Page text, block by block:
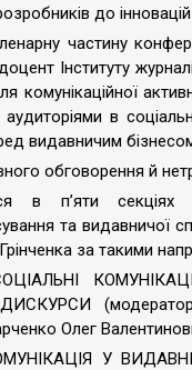
до
частину
Інституту
комунікаційної
аудиторіями в
видавничим
обговорення й
в п’яти секціях
та видавничої
за такими
(модератори
Олег
У